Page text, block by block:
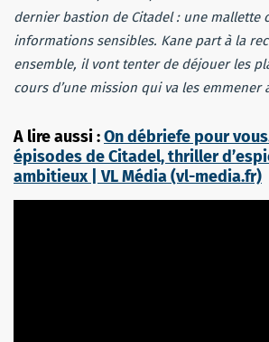
dernier bastion de Citadel : une mallette
informations sensibles. Kane part à la
ensemble, il vont tenter de déjouer les
cours d’une mission qui va les emmener
A lire aussi :On débriefe pour
épisodes de Citadel, thriller
ambitieux | VL Média (vl-media.fr)